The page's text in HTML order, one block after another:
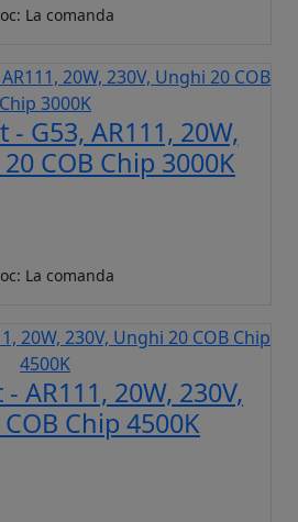
La comanda
- G53, AR111, 20W,
COB Chip 3000K
La comanda
- AR111, 20W, 230V,
Chip 4500K